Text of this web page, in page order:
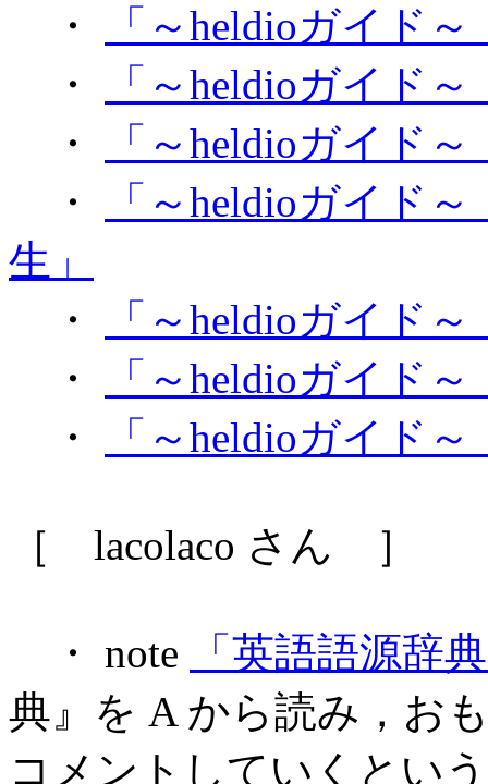
・
「～heldioガイド
・
「～heldioガイド
・
「～heldioガイド
・
「～heldioガイド～
生」
・
「～heldioガイド
・
「～heldioガイド
・
「～heldioガイド
［ lacolaco さん ］
・ note
「英語語源辞
典』を A から読み，お
コメントしていくとい